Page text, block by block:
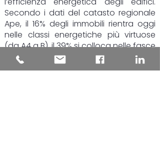
Secondo i dati del catasto regionale
Ape, il 16% degli immobili rientra oggi
nelle classi energetiche più virtuose
(da A4 a B), il 39% si colloca nelle fasce
intermedie, mentre poco meno del
45% resta nelle classi più energivore, F